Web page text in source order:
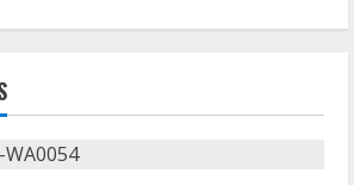
2160𝚙 AVC